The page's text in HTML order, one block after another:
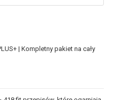
| Kompletny pakiet na cały